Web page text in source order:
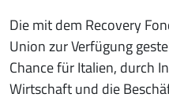
Die mit dem Recovery
Union zur Verfügung
Chance für Italien, durch
Wirtschaft und die